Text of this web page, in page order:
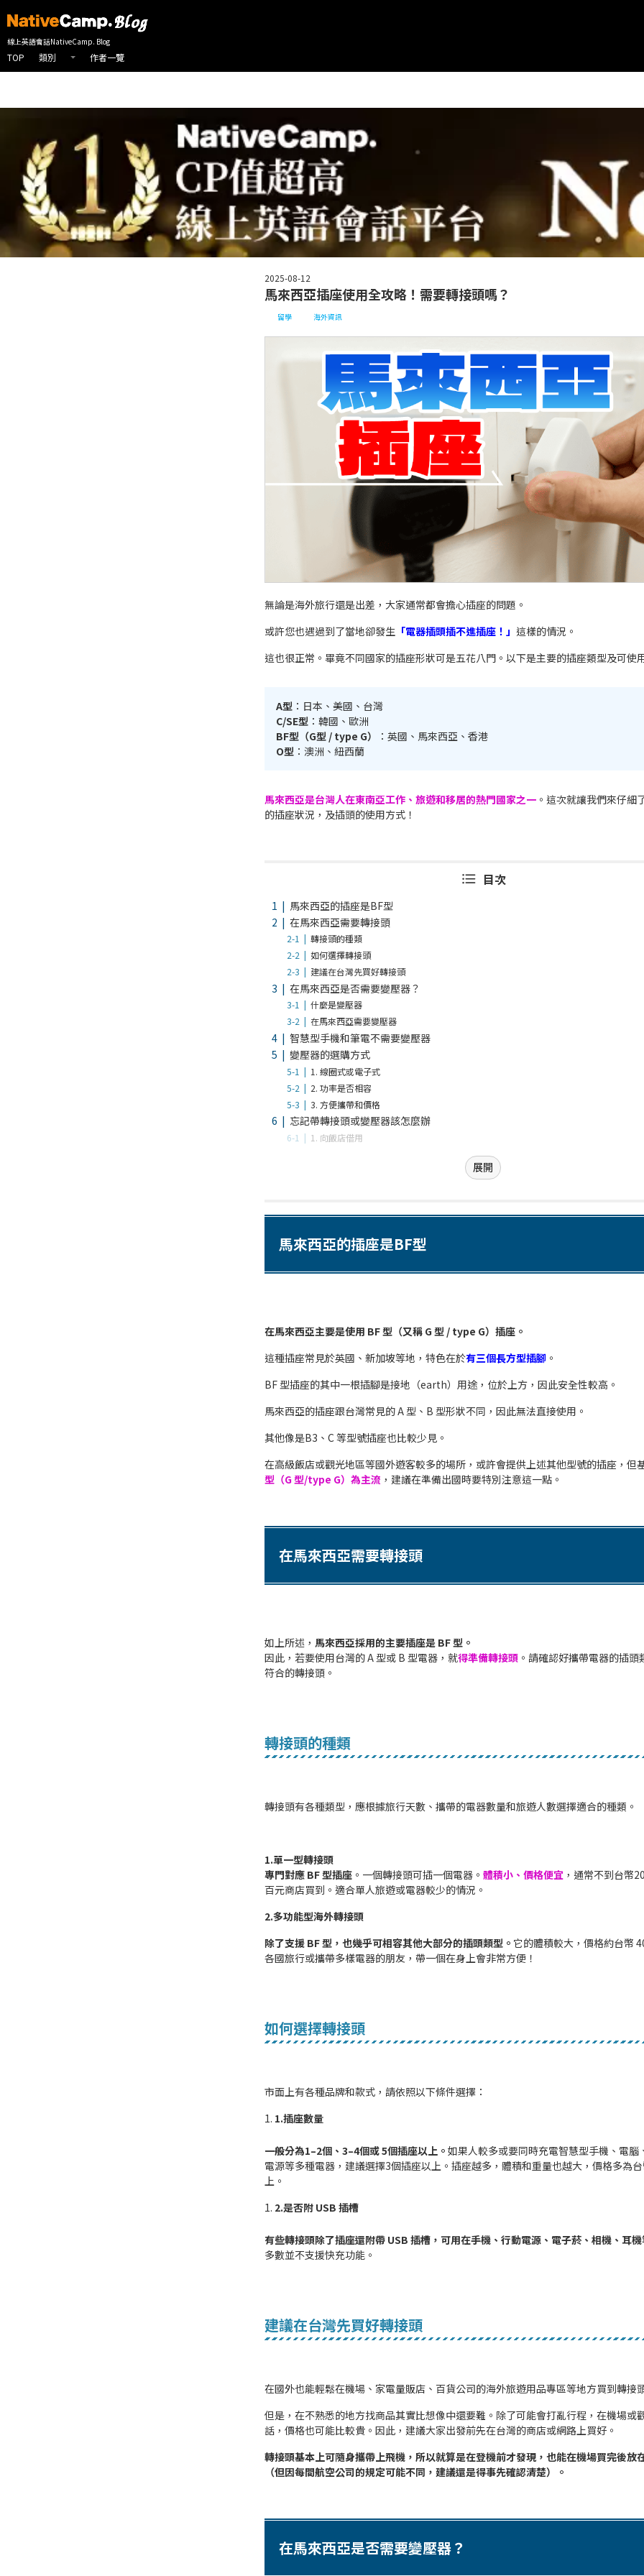
線上英會話首頁 NativeCamp 英會話部落格
線上英語會話NativeCamp. Blog
TOP 類別 作者一覽
2025-08-12
馬來西亞插座使用全攻略！需要轉接頭嗎？
留學 海外資訊
無論是海外旅行還是出差，大家通常都會擔心插座的問題。
或許您也遇過到了當地卻發生 「電器插頭插不進插座！」 這樣的情況。
這也很正常。畢竟不同國家的插座形狀可是五花八門。以下是主要的插座類型及可使
A型 ：日本、美國、台灣
C/SE型 ：韓國、歐洲
BF型（G型 / type G）
：英國、馬來西亞、香港
O型 ：澳洲、紐西蘭
馬來西亞是台灣人在東南亞工作、旅遊和移居的熱門國家之一 。這次就讓我們來仔細
的插座狀況，及插頭的使用方式！
目次
馬來西亞的插座是BF型
在馬來西亞需要轉接頭
轉接頭的種類
如何選擇轉接頭
建議在台灣先買好轉接頭
在馬來西亞是否需要變壓器？
什麼是變壓器
在馬來西亞需要變壓器
智慧型手機和筆電不需要變壓器
變壓器的選購方式
1. 線圈式或電子式
2. 功率是否相容
3. 方便攜帶和價格
忘記帶轉接頭或變壓器該怎麼辦
1. 向飯店借用
展開
馬來西亞的插座是BF型
在馬來西亞主要是使用 BF 型（又稱 G 型 / type G）插座。
這種插座常見於英國、新加坡等地，特色在於有三個長方型插腳 。
BF 型插座的其中一根插腳是接地（earth）用途，位於上方，因此安全性較高。
馬來西亞的插座跟台灣常見的 A 型、B 型形狀不同，因此無法直接使用。
其他像是B3、C 等型號插座也比較少見。
在高級飯店或觀光地區等國外遊客較多的場所，或許會提供上述其他型號的插座，但
型（G 型/type G）為主流 ，建議在準備出國時要特別注意這一點。
在馬來西亞需要轉接頭
如上所述， 馬來西亞採用的主要插座是 BF 型。
因此，若要使用台灣的 A 型或 B 型電器，就得準備轉接頭 。請確認好攜帶電器的插頭
符合的轉接頭。
轉接頭的種類
轉接頭有各種類型，應根據旅行天數、攜帶的電器數量和旅遊人數選擇適合的種類。
1.單一型轉接頭
專門對應 BF 型插座 。一個轉接頭可插一個電器。 體積小、價格便宜 ，通常不到台幣
百元商店買到。適合單人旅遊或電器較少的情況。
2.多功能型海外轉接頭
除了支援 BF 型，也幾乎可相容其他大部分的插頭類型。 它的體積較大，價格約台幣
各國旅行或攜帶多樣電器的朋友，帶一個在身上會非常方便！
如何選擇轉接頭
市面上有各種品牌和款式，請依照以下條件選擇：
1.插座數量
一般分為1–2個、3–4個或 5個插座以上。 如果人較多或要同時充電智慧型手機、電腦
電源等多種電器，建議選擇3個插座以上。插座越多，體積和重量也越大，價格多為
上。
2.是否附 USB 插槽
有些轉接頭除了插座還附帶 USB 插槽，可用在手機、行動電源、電子菸、相機、耳
多數並不支援快充功能。
建議在台灣先買好轉接頭
在國外也能輕鬆在機場、家電量販店、百貨公司的海外旅遊用品專區等地方買到轉接
但是，在不熟悉的地方找商品其實比想像中還要難。除了可能會打亂行程，在機場或
話，價格也可能比較貴。因此，建議大家出發前先在台灣的商店或網路上買好。
轉接頭基本上可隨身攜帶上飛機，所以就算是在登機前才發現，也能在機場買完後放
（但因每間航空公司的規定可能不同，建議還是得事先確認清楚）。
在馬來西亞是否需要變壓器？